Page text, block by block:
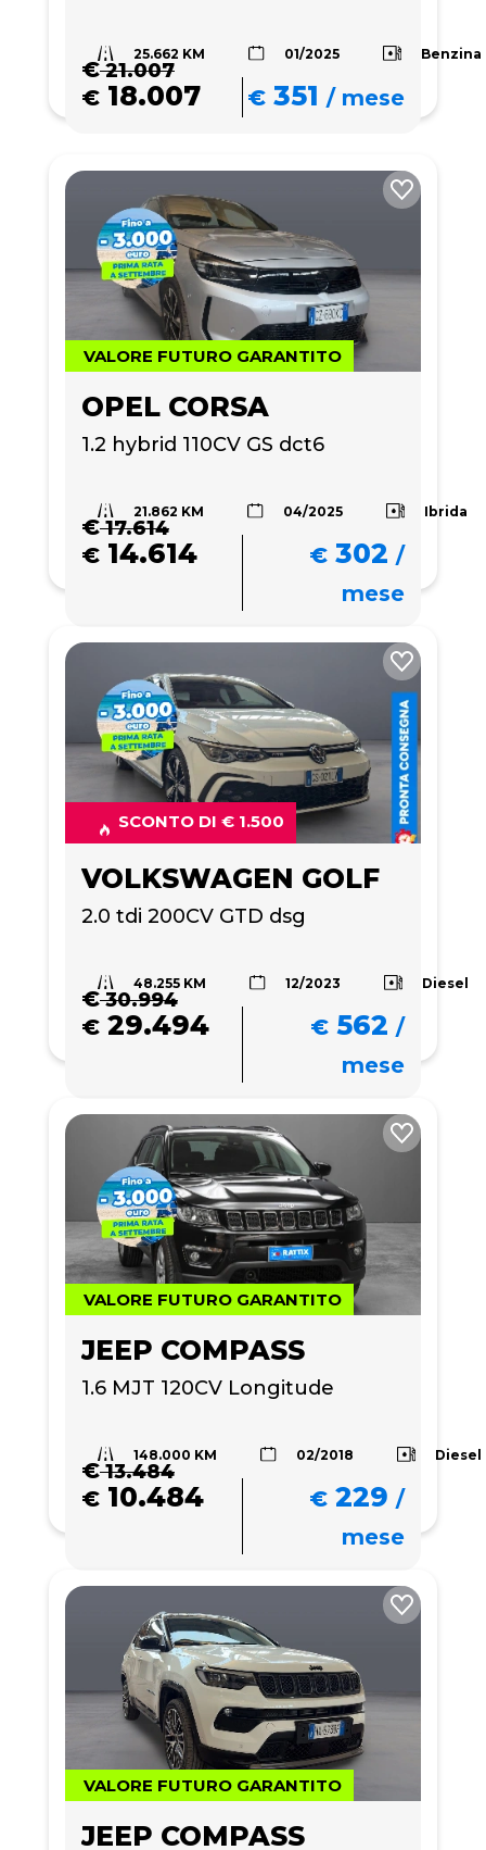
25.662 KM 01/2025 Benzina
€21.007
€ 18.007 € 351 /mese
VALORE FUTURO GARANTITO
OPEL CORSA
1.2 hybrid 110CV GS dct6
21.862 KM 04/2025 Ibrida
€17.614
€ 14.614 € 302 /
mese
SCONTO DI € 1.500
VOLKSWAGEN GOLF
2.0 tdi 200CV GTD dsg
48.255 KM 12/2023 Diesel
€30.994
€ 29.494 € 562 /
mese
VALORE FUTURO GARANTITO
JEEP COMPASS
1.6 MJT 120CV Longitude
148.000 KM 02/2018 Diesel
€13.484
€ 10.484 € 229 /
mese
VALORE FUTURO GARANTITO
JEEP COMPASS